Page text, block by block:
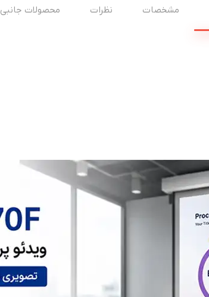
مشخصات نظرات محصولات جانبی